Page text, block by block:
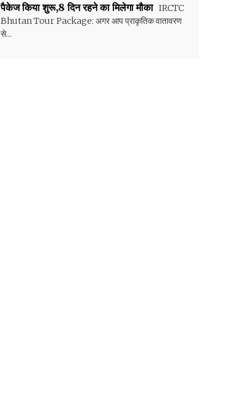
पैकेज किया शुरू,8 दिन रहने का मिलेगा मौका IRCTC
Bhutan Tour Package: अगर आप प्राकृतिक वातावरण
से...